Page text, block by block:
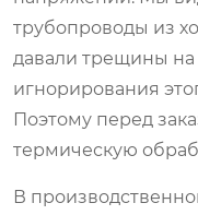
трубопроводы из
давали трещины на
игнорирования
Поэтому перед
термическую
В